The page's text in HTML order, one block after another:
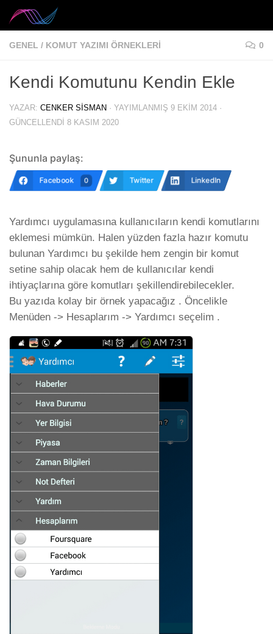
Skip to content
GENEL / KOMUT YAZIMI ÖRNEKLERI 0
Kendi Komutunu Kendin Ekle
YAZAR: CENKER SISMAN · YAYIMLANMIŞ 9 EKIM 2014 ·
GÜNCELLENDI 8 KASIM 2020
Şununla paylaş:
Facebook 0 Twitter LinkedIn
Yardımcı uygulamasına kullanıcıların kendi komutlarını
eklemesi mümkün. Halen yüzden fazla hazır komutu
bulunan Yardımcı bu şekilde hem zengin bir komut
setine sahip olacak hem de kullanıcılar kendi
ihtiyaçlarına göre komutları şekillendirebilecekler.
Bu yazıda kolay bir örnek yapacağız . Öncelikle
Menüden -> Hesaplarım -> Yardımcı seçelim .